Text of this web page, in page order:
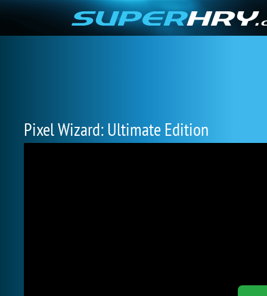
Pixel Wizard: Ultimate Edition